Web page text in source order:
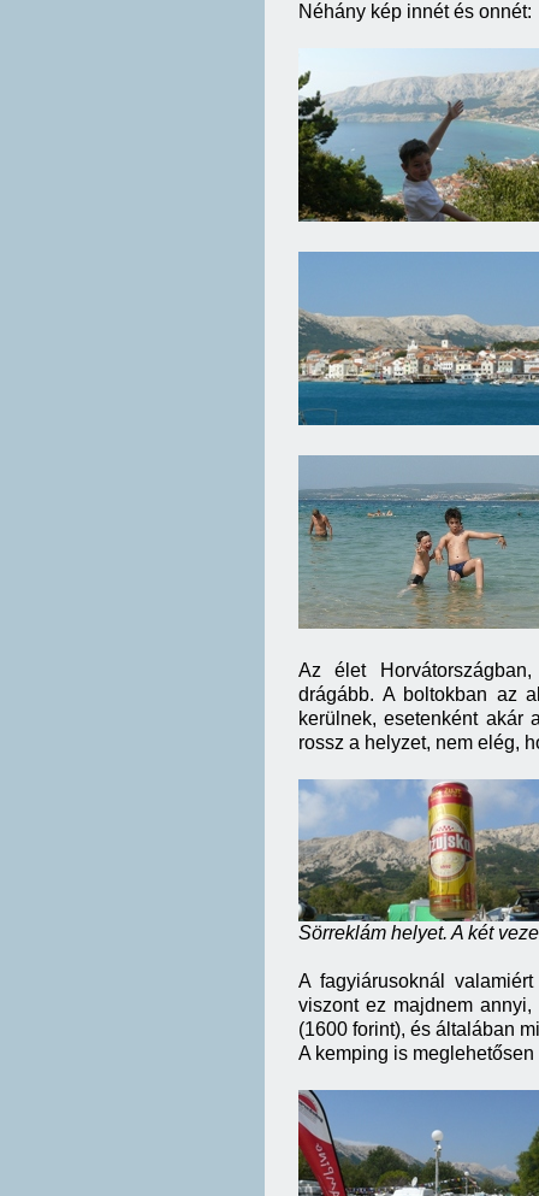
Néhány kép innét és onnét:
Az élet
drágább. A boltokban az
kerülnek, esetenként akár
rossz a helyzet, nem elég,
Sörreklám helyet. A két
A fagyiárusoknál
viszont ez majdnem
(1600 forint), és általában
A kemping is